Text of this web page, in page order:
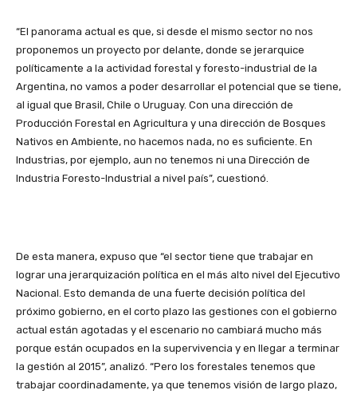
“El panorama actual es que, si desde el mismo sector no nos
proponemos un proyecto por delante, donde se jerarquice
políticamente a la actividad forestal y foresto-industrial de la
Argentina, no vamos a poder desarrollar el potencial que se tiene,
al igual que Brasil, Chile o Uruguay. Con una dirección de
Producción Forestal en Agricultura y una dirección de Bosques
Nativos en Ambiente, no hacemos nada, no es suficiente. En
Industrias, por ejemplo, aun no tenemos ni una Dirección de
Industria Foresto-Industrial a nivel país”, cuestionó.
De esta manera, expuso que “el sector tiene que trabajar en
lograr una jerarquización política en el más alto nivel del Ejecutivo
Nacional. Esto demanda de una fuerte decisión política del
próximo gobierno, en el corto plazo las gestiones con el gobierno
actual están agotadas y el escenario no cambiará mucho más
porque están ocupados en la supervivencia y en llegar a terminar
la gestión al 2015”, analizó. “Pero los forestales tenemos que
trabajar coordinadamente, ya que tenemos visión de largo plazo,